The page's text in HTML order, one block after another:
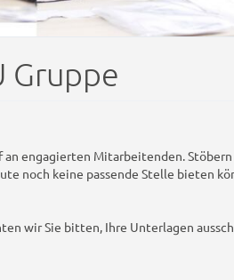
Gruppe
engagierten Mitarbeitenden.
noch keine passende Stelle bieten
wir Sie bitten, Ihre Unterlagen